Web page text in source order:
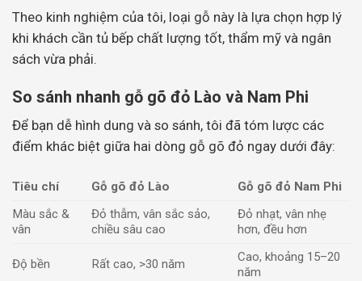
Theo kinh nghiệm của tôi, loại gỗ này là lựa chọn hợp lý
khi khách cần tủ bếp chất lượng tốt, thẩm mỹ và ngân
sách vừa phải.
So sánh nhanh gỗ gõ đỏ Lào và Nam Phi
Để bạn dễ hình dung và so sánh, tôi đã tóm lược các
điểm khác biệt giữa hai dòng gỗ gõ đỏ ngay dưới đây:
Tiêu chí Gỗ gõ đỏ Lào
Gỗ gõ đỏ Nam Phi
Màu sắc &
vân
Đỏ thẫm, vân sắc sảo,
chiều sâu cao
Đỏ nhạt, vân nhẹ
hơn, đều hơn
Độ bền Rất cao, >30 năm
Cao, khoảng 15–20
năm